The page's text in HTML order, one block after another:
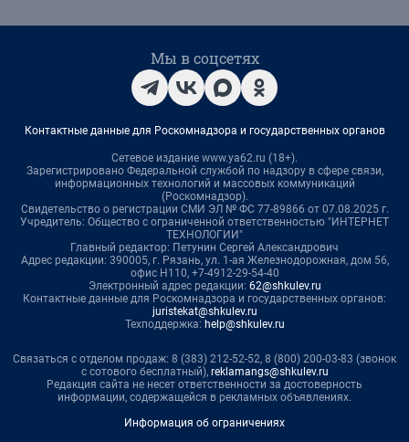
Мы в соцсетях
Контактные данные для Роскомнадзора и государственных органов
Сетевое издание www.ya62.ru (18+).
Зарегистрировано Федеральной службой по надзору в сфере связи,
информационных технологий и массовых коммуникаций
(Роскомнадзор).
Свидетельство о регистрации СМИ ЭЛ № ФС 77-89866 от 07.08.2025 г.
Учредитель: Общество с ограниченной ответственностью "ИНТЕРНЕТ
ТЕХНОЛОГИИ"
Главный редактор: Петунин Сергей Александрович
Адрес редакции: 390005, г. Рязань, ул. 1-ая Железнодорожная, дом 56,
офис Н110, +7-4912-29-54-40
Электронный адрес редакции: 62@shkulev.ru
Контактные данные для Роскомнадзора и государственных органов:
juristekat@shkulev.ru
Техподдержка: help@shkulev.ru
Связаться с отделом продаж: 8 (383) 212-52-52, 8 (800) 200-03-83 (звонок
с сотового бесплатный), reklamangs@shkulev.ru
Редакция сайта не несет ответственности за достоверность
информации, содержащейся в рекламных объявлениях.
Информация об ограничениях